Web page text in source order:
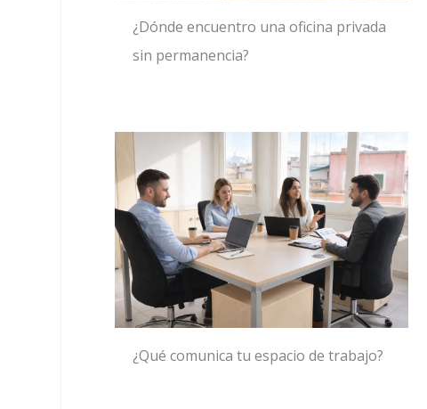
¿Dónde encuentro una oficina privada
sin permanencia?
¿Qué comunica tu espacio de trabajo?